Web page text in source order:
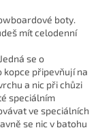
boty.
mít celodenní
se o
kopce připevňují na
a nic při chůzi
speciálním
ve speciálních
se nic v batohu